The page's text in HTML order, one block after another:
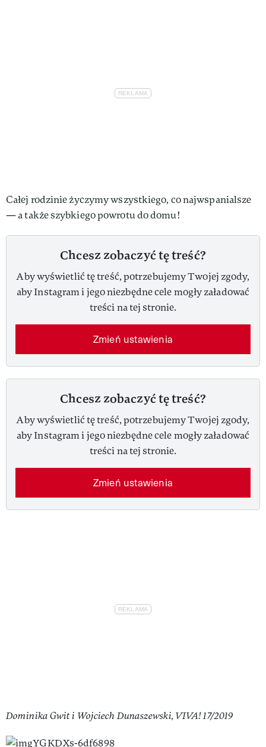
Całej rodzinie życzymy wszystkiego, co najwspanialsze
— a także szybkiego powrotu do domu!
Chcesz zobaczyć tę treść?
Aby wyświetlić tę treść, potrzebujemy Twojej zgody,
aby Instagram i jego niezbędne cele mogły załadować
treści na tej stronie.
Zmień ustawienia
Chcesz zobaczyć tę treść?
Aby wyświetlić tę treść, potrzebujemy Twojej zgody,
aby Instagram i jego niezbędne cele mogły załadować
treści na tej stronie.
Zmień ustawienia
Dominika Gwit i Wojciech Dunaszewski, VIVA! 17/2019